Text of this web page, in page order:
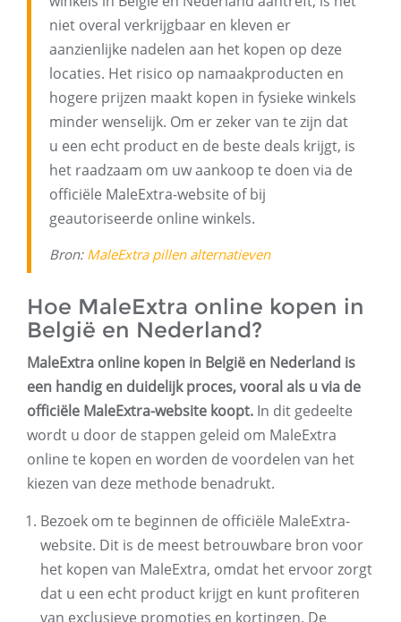
niet overal verkrijgbaar en kleven er
aanzienlijke nadelen aan het kopen op deze
locaties. Het risico op namaakproducten en
hogere prijzen maakt kopen in fysieke winkels
minder wenselijk. Om er zeker van te zijn dat
u een echt product en de beste deals krijgt, is
het raadzaam om uw aankoop te doen via de
officiële MaleExtra-website of bij
geautoriseerde online winkels.
Bron: MaleExtra pillen alternatieven
Hoe MaleExtra online kopen in
België en Nederland?
MaleExtra online kopen in België en Nederland is
een handig en duidelijk proces, vooral als u via de
officiële MaleExtra-website koopt. In dit gedeelte
wordt u door de stappen geleid om MaleExtra
online te kopen en worden de voordelen van het
kiezen van deze methode benadrukt.
Bezoek om te beginnen de officiële MaleExtra-
website. Dit is de meest betrouwbare bron voor
het kopen van MaleExtra, omdat het ervoor zorgt
dat u een echt product krijgt en kunt profiteren
van exclusieve promoties en kortingen. De